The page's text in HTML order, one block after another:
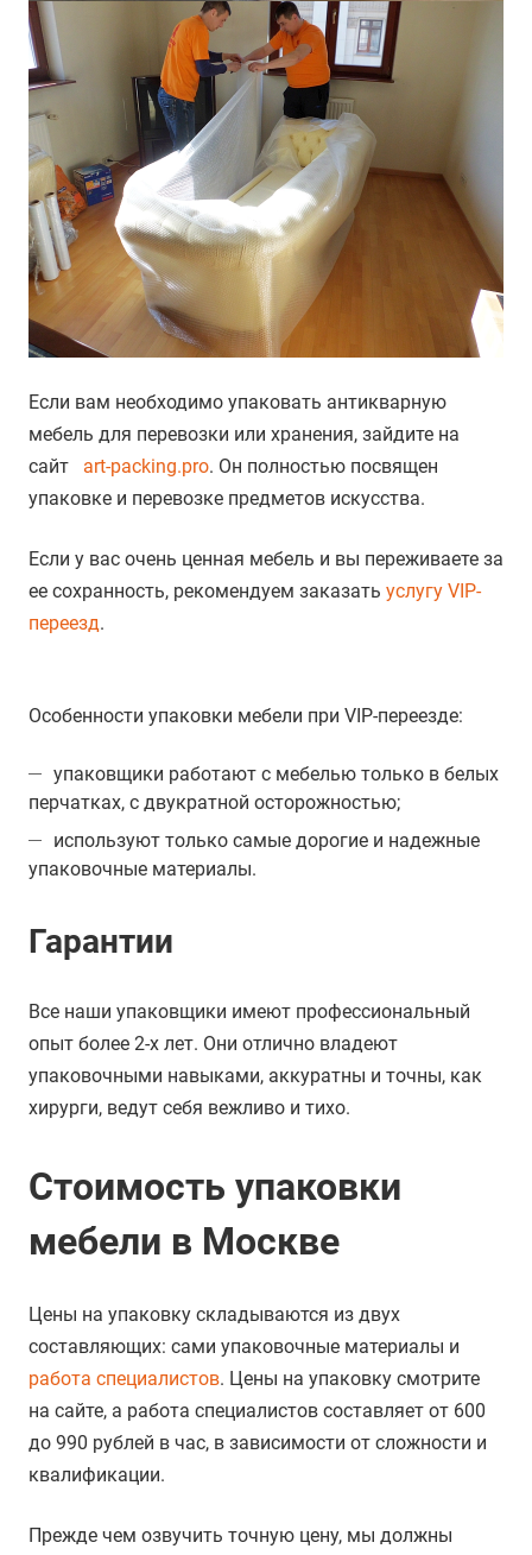
Если вам необходимо упаковать антикварную
мебель для перевозки или хранения, зайдите на
сайт
art-packing.pro. Он полностью посвящен
упаковке и перевозке предметов искусства.
Если у вас очень ценная мебель и вы переживаете за
ее сохранность, рекомендуем заказать услугу VIP-
переезд.
Особенности упаковки мебели при VIP-переезде:
упаковщики работают с мебелью только в белых
перчатках, с двукратной осторожностью;
используют только самые дорогие и надежные
упаковочные материалы.
Гарантии
Все наши упаковщики имеют профессиональный
опыт более 2-х лет. Они отлично владеют
упаковочными навыками, аккуратны и точны, как
хирурги, ведут себя вежливо и тихо.
Стоимость упаковки
мебели в Москве
Цены на упаковку складываются из двух
составляющих: сами упаковочные материалы и
работа специалистов. Цены на упаковку смотрите
на сайте, а работа специалистов составляет от 600
до 990 рублей в час, в зависимости от сложности и
квалификации.
Прежде чем озвучить точную цену, мы должны